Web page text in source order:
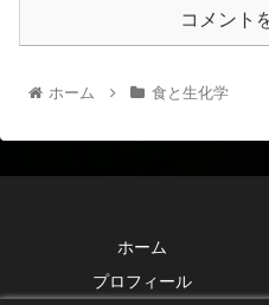
コメント
ホーム 食と生化学
ホーム
プロフィール